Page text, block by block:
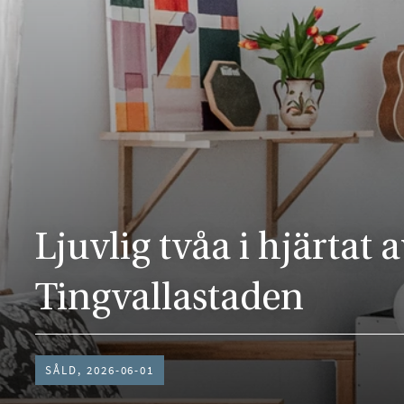
Ljuvlig tvåa i hjärtat
Tingvallastaden
SÅLD, 2026-06-01